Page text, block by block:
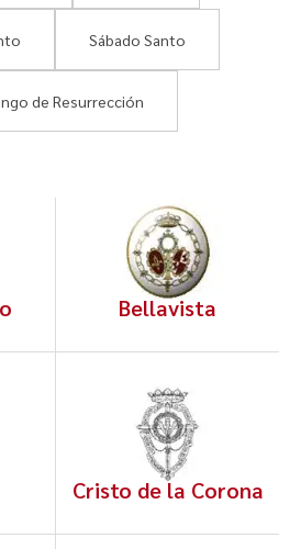
Sábado Santo
de Resurrección
Bellavista
Cristo de la Corona